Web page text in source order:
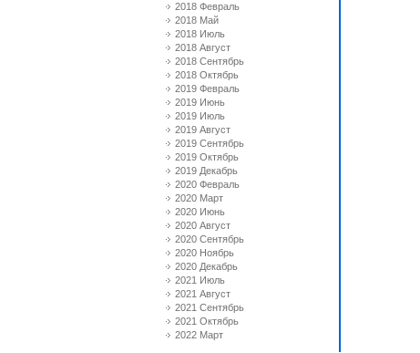
2018 Февраль
2018 Май
2018 Июль
2018 Август
2018 Сентябрь
2018 Октябрь
2019 Февраль
2019 Июнь
2019 Июль
2019 Август
2019 Сентябрь
2019 Октябрь
2019 Декабрь
2020 Февраль
2020 Март
2020 Июнь
2020 Август
2020 Сентябрь
2020 Ноябрь
2020 Декабрь
2021 Июль
2021 Август
2021 Сентябрь
2021 Октябрь
2022 Март